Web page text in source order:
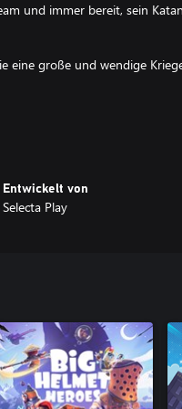
und immer bereit, sein
eine große und wendige
Dr. Disaster zu
Zeit und erkunde
Entfalte die Geschichte
Levels, um zusätzliche Leben
Kidz wirst und alle
Entwickelt von
Selecta Play